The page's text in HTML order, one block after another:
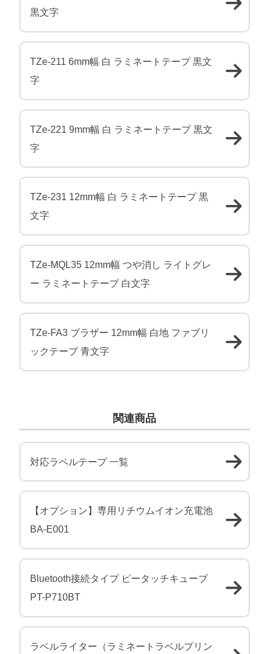
黒文字
TZe-211 6mm幅 白 ラミネートテープ 黒文
字
TZe-221 9mm幅 白 ラミネートテープ 黒文
字
TZe-231 12mm幅 白 ラミネートテープ 黒
文字
TZe-MQL35 12mm幅 つや消し ライトグレ
ー ラミネートテープ 白文字
TZe-FA3 ブラザー 12mm幅 白地 ファブリ
ックテープ 青文字
関連商品
対応ラベルテープ 一覧
【オプション】専用リチウムイオン充電池
BA-E001
Bluetooth接続タイプ ピータッチキューブ
PT-P710BT
ラベルライター（ラミネートラベルプリン